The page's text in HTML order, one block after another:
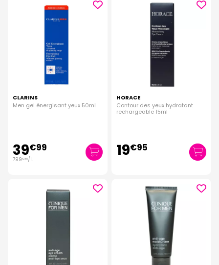
CLARINS
Men gel énergisant yeux 50ml
39€99
799€80/l.
HORACE
Contour des yeux hydratant
rechargeable 15ml
19€95